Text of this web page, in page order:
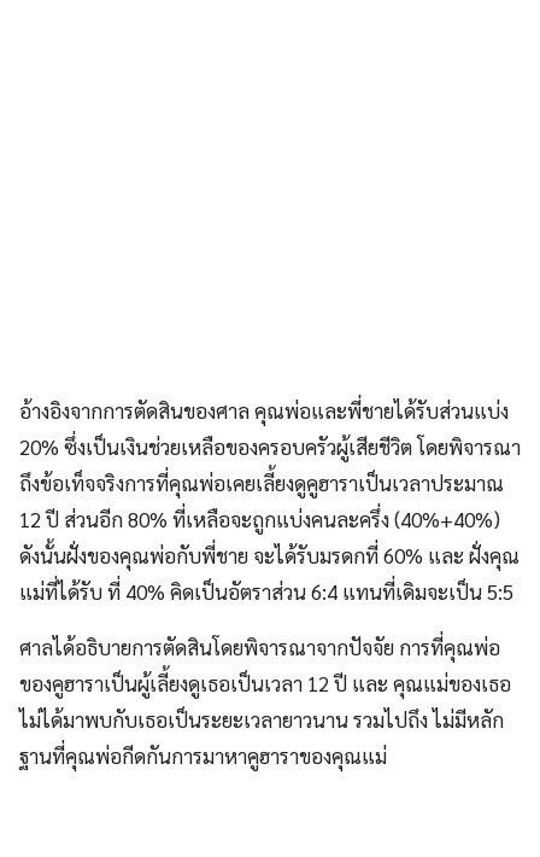
อ้างอิงจากการตัดสินของศาล คุณพ่อและพี่ชายได้รับส่วนแบ่ง
20% ซึ่งเป็นเงินช่วยเหลือของครอบครัวผู้เสียชีวิต โดยพิจารณา
ถึงข้อเท็จจริงการที่คุณพ่อเคยเลี้ยงดูคูฮาราเป็นเวลาประมาณ
12 ปี ส่วนอีก 80% ที่เหลือจะถูกแบ่งคนละครึ่ง (40%+40%)
ดังนั้นฝั่งของคุณพ่อกับพี่ชาย จะได้รับมรดกที่ 60% และ ฝั่งคุณ
แม่ที่ได้รับ ที่ 40% คิดเป็นอัตราส่วน 6:4 แทนที่เดิมจะเป็น 5:5
ศาลได้อธิบายการตัดสินโดยพิจารณาจากปัจจัย การที่คุณพ่อ
ของคูฮาราเป็นผู้เลี้ยงดูเธอเป็นเวลา 12 ปี และ คุณแม่ของเธอ
ไม่ได้มาพบกับเธอเป็นระยะเวลายาวนาน รวมไปถึง ไม่มีหลัก
ฐานที่คุณพ่อกีดกันการมาหาคูฮาราของคุณแม่